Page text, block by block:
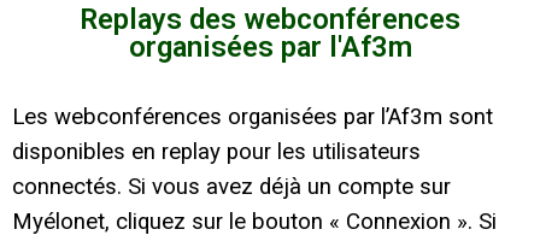
Replays des webconférences
organisées par l'Af3m
Les webconférences organisées par l’Af3m sont
disponibles en replay pour les utilisateurs
connectés. Si vous avez déjà un compte sur
Myélonet, cliquez sur le bouton « Connexion ». Si